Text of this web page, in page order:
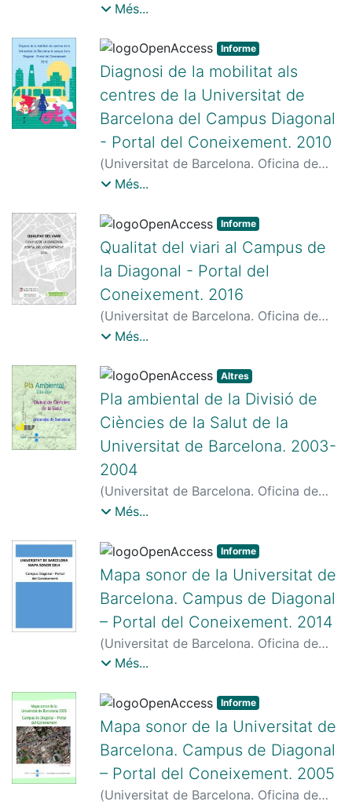
Seguretat, Salut i Medi Ambient
Seguretat, Salut i Medi Ambient
Més...
Informe
Diagnosi de la mobilitat als
centres de la Universitat de
Barcelona del Campus Diagonal
- Portal del Coneixement. 2010
(Universitat de Barcelona. Oficina de
Seguretat, Salut i Medi Ambient
Seguretat, Salut i Medi Ambient
Més...
Informe
Qualitat del viari al Campus de
la Diagonal - Portal del
Coneixement. 2016
(Universitat de Barcelona. Oficina de
Seguretat, Salut i Medi Ambient
Seguretat, Salut i Medi Ambient
Més...
Altres
Pla ambiental de la Divisió de
Ciències de la Salut de la
Universitat de Barcelona. 2003-
2004
(Universitat de Barcelona. Oficina de
Seguretat, Salut i Medi Ambient
Seguretat, Salut i Medi Ambient
Més...
Informe
Mapa sonor de la Universitat de
Barcelona. Campus de Diagonal
– Portal del Coneixement. 2014
(Universitat de Barcelona. Oficina de
Seguretat, Salut i Medi Ambient
Seguretat, Salut i Medi Ambient
Més...
Informe
Mapa sonor de la Universitat de
Barcelona. Campus de Diagonal
– Portal del Coneixement. 2005
(Universitat de Barcelona. Oficina de